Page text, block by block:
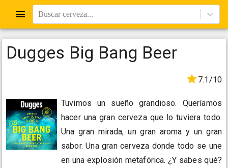
Buscar cerveza...
Dugges Big Bang Beer
7.1/10
Tuvimos un sueño grandioso. Queríamos
hacer una gran cerveza que lo tuviera todo.
Una gran mirada, un gran aroma y un gran
sabor. Una gran cerveza donde todo se une
en una explosión metafórica. ¿Y sabes qué?